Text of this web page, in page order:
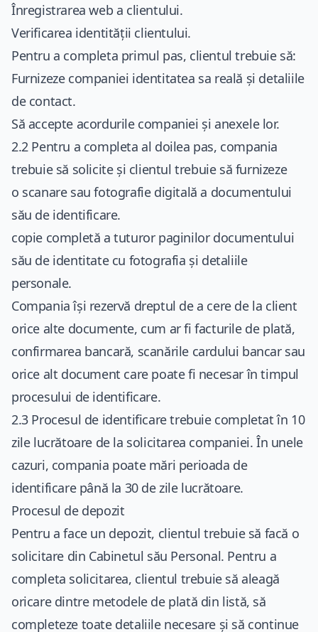
Înregistrarea web a clientului.
Verificarea identității clientului.
Pentru a completa primul pas, clientul trebuie să:
Furnizeze companiei identitatea sa reală și detaliile
de contact.
Să accepte acordurile companiei și anexele lor.
2.2 Pentru a completa al doilea pas, compania
trebuie să solicite și clientul trebuie să furnizeze
o scanare sau fotografie digitală a documentului
său de identificare.
copie completă a tuturor paginilor documentului
său de identitate cu fotografia și detaliile
personale.
Compania își rezervă dreptul de a cere de la client
orice alte documente, cum ar fi facturile de plată,
confirmarea bancară, scanările cardului bancar sau
orice alt document care poate fi necesar în timpul
procesului de identificare.
2.3 Procesul de identificare trebuie completat în 10
zile lucrătoare de la solicitarea companiei. În unele
cazuri, compania poate mări perioada de
identificare până la 30 de zile lucrătoare.
Procesul de depozit
Pentru a face un depozit, clientul trebuie să facă o
solicitare din Cabinetul său Personal. Pentru a
completa solicitarea, clientul trebuie să aleagă
oricare dintre metodele de plată din listă, să
completeze toate detaliile necesare și să continue